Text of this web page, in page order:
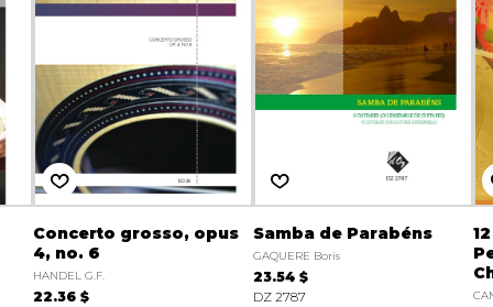
Concerto grosso, opus
4, no. 6
HANDEL G.F.
22.36 $
Samba de Parabéns
GAQUERE Boris
23.54 $
DZ 2787